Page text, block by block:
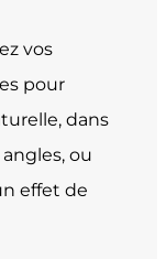
vos
pour
dans
ou
effet de